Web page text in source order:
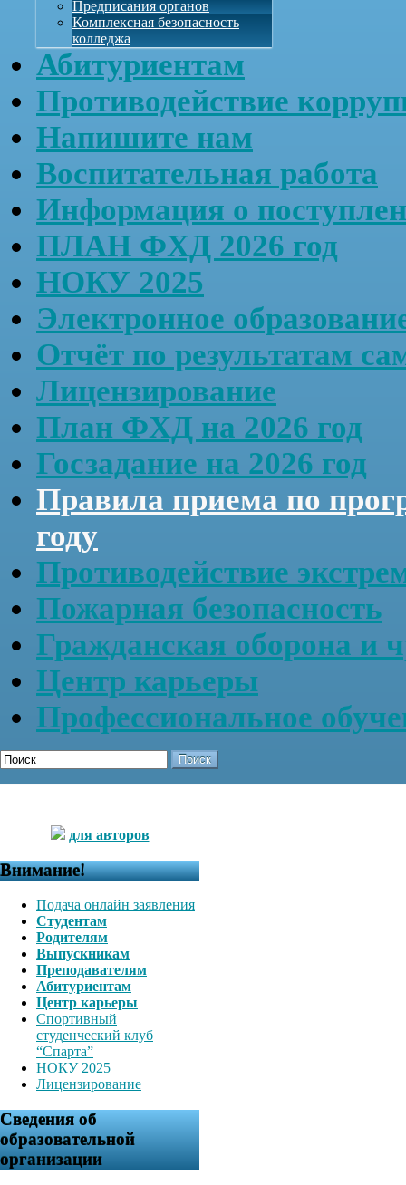
Предписания органов
Комплексная безопасность
колледжа
Абитуриентам
Противодействие
Напишите нам
Воспитательная работа
Информация о
ПЛАН ФХД 2026 год
НОКУ 2025
Электронное
Отчёт по результатам
Лицензирование
План ФХД на 2026 год
Госзадание на 2026 год
Правила приема по
году
Противодействие
Пожарная безопасность
Гражданская оборона и
Центр карьеры
Профессиональное
Поиск
для авторов
Внимание!
Подача онлайн заявления
Студентам
Родителям
Выпускникам
Преподавателям
Абитуриентам
Центр карьеры
Спортивный
студенческий клуб
“Спарта”
НОКУ 2025
Лицензирование
Сведения об
образовательной
организации